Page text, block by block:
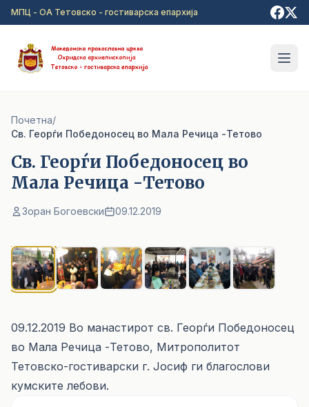
Прејди на главна содржина
МПЦ - ОА Тетовско - гостиварска епархија
Почетна/
Cв. Георѓи Победоносец во Мала Речица -Тетово
Cв. Георѓи Победоносец во
Мала Речица -Тетово
Зоран Богоевски 09.12.2019
09.12.2019 Во манастирот св. Георѓи Победоносец
во Мала Речица -Тетово, Митрополитот
Тетовско-гостиварски г. Јосиф ги благослови
кумските лебови.